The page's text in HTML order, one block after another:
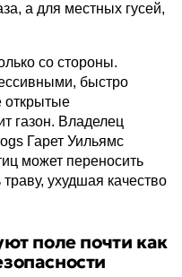
а для местных гусей,
со стороны.
быстро
открытые
газон. Владелец
Гарет Уильямс
может переносить
ухудшая качество
поле почти как